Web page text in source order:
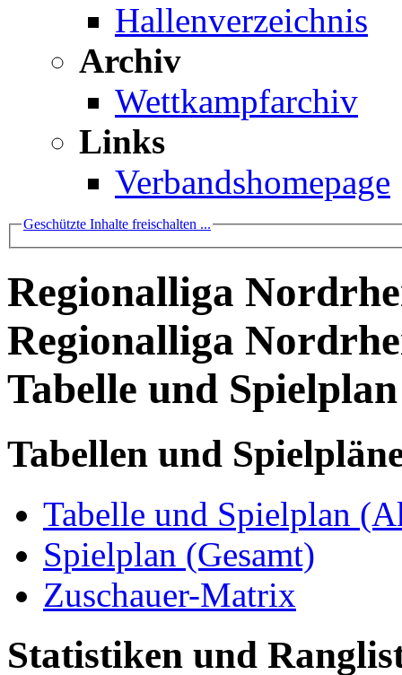
Hallenverzeichnis
Archiv
Wettkampfarchiv
Links
Verbandshomepage
Geschützte Inhalte freischalten ...
Regionalliga
Regionalliga
Tabelle und
Tabellen und
Tabelle und Spielplan
Spielplan (Gesamt)
Zuschauer-Matrix
Statistiken und